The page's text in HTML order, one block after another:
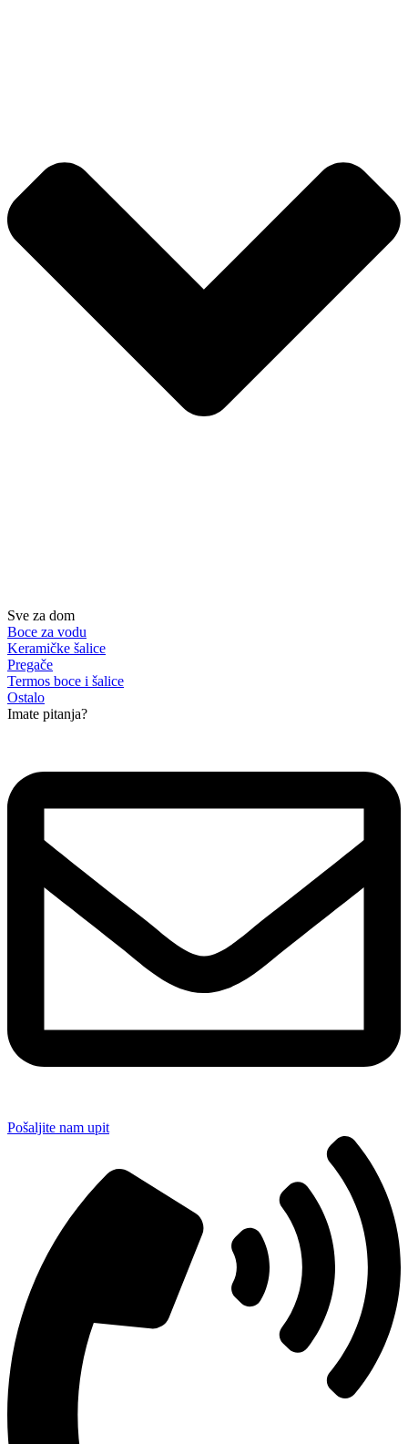
Sve za dom
Boce za vodu
Keramičke šalice
Pregače
Termos boce i šalice
Ostalo
Imate pitanja?
Pošaljite nam upit